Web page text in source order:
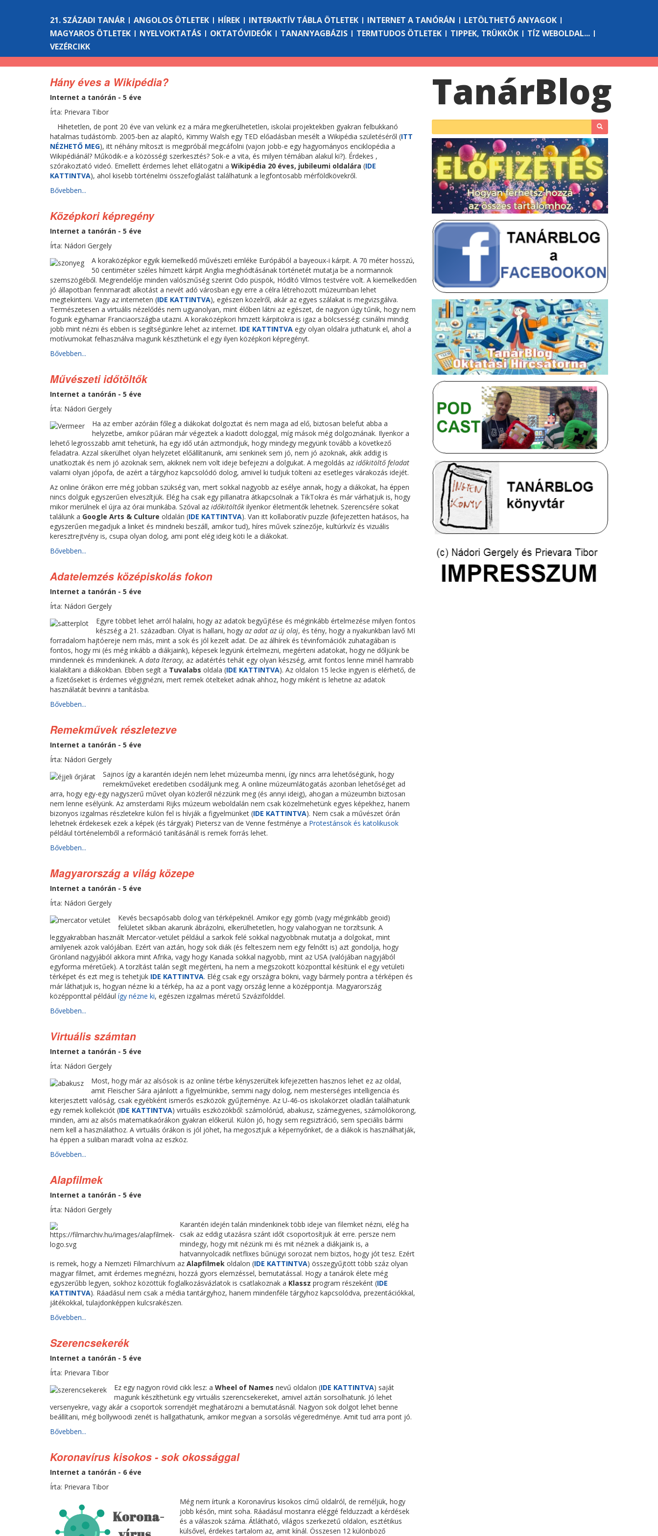
21. SZÁZADI TANÁR ANGOLOS ÖTLETEK HÍREK INTERAKTÍV TÁBLA ÖTLETEK INTERNET A TANÓRÁN
LETÖLTHETŐ ANYAGOK
MAGYAROS ÖTLETEK
NYELVOKTATÁS OKTATÓVIDEÓK TANANYAGBÁZIS TERMTUDOS ÖTLETEK TIPPEK, TRÜKKÖK
TÍZ WEBOLDAL...
VEZÉRCIKK
Hány éves a Wikipédia?
Internet a tanórán - 5 éve
Írta: Prievara Tibor
Hihetetlen, de pont 20 éve van velünk ez a mára megkerülhetetlen, iskolai projektekben gyakran felbukkanó
hatalmas tudástömb. 2005-ben az alapító, Kimmy Walsh egy TED előadásban mesélt a Wikipédia születéséről (ITT
NÉZHETŐ MEG), itt néhány mítoszt is megpróbál megcáfolni (vajon jobb-e egy hagyományos enciklopédia a
Wikipédiánál? Működik-e a közösségi szerkesztés? Sok-e a vita, és milyen témában alakul ki?). Érdekes ,
szórakoztató videó. Emellett érdemes lehet ellátogatni a Wikipédia 20 éves, jubileumi oldalára (IDE
KATTINTVA), ahol kisebb történelmi összefoglalást találhatunk a legfontosabb mérföldkövekről.
Bővebben...
Középkori képregény
Internet a tanórán - 5 éve
Írta: Nádori Gergely
A koraközépkor egyik kiemelkedő művészeti emléke Európából a bayeoux-i kárpit. A 70 méter hosszú,
50 centiméter széles hímzett kárpit Anglia meghódtásának történetét mutatja be a normannok
szemszögéből. Megrendelője minden valósznűség szerint Odo püspök, Hódító Vilmos testvére volt. A kiemelkedően
jó állapotban fennmaradt alkotást a nevét adó városban egy erre a célra létrehozott múzeumban lehet
megtekinteni. Vagy az interneten (IDE KATTINTVA), egészen közelről, akár az egyes szálakat is megvizsgálva.
Természetesen a virtuális nézelődés nem ugyanolyan, mint élőben látni az egészet, de nagyon úgy tűnik, hogy nem
fogunk egyhamar Franciaországba utazni. A koraközépkori hmzett kárpitokra is igaz a bölcsesség: csinálni mindig
jobb mint nézni és ebben is segítségünkre lehet az internet. IDE KATTINTVA egy olyan oldalra juthatunk el, ahol a
motívumokat felhasználva magunk készthetünk el egy ilyen középkori képregényt.
Bővebben...
Művészeti időtöltők
Internet a tanórán - 5 éve
Írta: Nádori Gergely
Ha az ember azóráin főleg a diákokat dolgoztat és nem maga ad elő, biztosan belefut abba a
helyzetbe, amikor pűáran már végeztek a kiadott dologgal, míg mások még dolgoznának. Ilyenkor a
lehető legrosszabb amit tehetünk, ha egy idő után aztmondjuk, hogy mindegy megyünk tovább a következő
feladatra. Azzal sikerülhet olyan helyzetet előállítanunk, ami senkinek sem jó, nem jó azoknak, akik addig is
unatkoztak és nem jó azoknak sem, akiknek nem volt ideje befejezni a dolgukat. A megoldás az időkitöltő feladat
valami olyan jópofa, de azért a tárgyhoz kapcsolódó dolog, amivel ki tudjuk tölteni az esetleges várakozás idejét.
Az online órákon erre még jobban szükség van, mert sokkal nagyobb az esélye annak, hogy a diákokat, ha éppen
nincs dolguk egyszerűen elveszítjük. Elég ha csak egy pillanatra átkapcsolnak a TikTokra és már várhatjuk is, hogy
mikor merülnek el újra az órai munkába. Szóval az időkitöltők ilyenkor életmentők lehetnek. Szerencsére sokat
találunk a Google Arts & Culture oldalán (IDE KATTINTVA). Van itt kollaboratív puzzle (kifejezetten hatásos, ha
egyszerűen megadjuk a linket és mindneki beszáll, amikor tud), híres művek színezője, kultúrkvíz és vizuális
keresztrejtvény is, csupa olyan dolog, ami pont elég ideig köti le a diákokat.
Bővebben...
Adatelemzés középiskolás fokon
Internet a tanórán - 5 éve
Írta: Nádori Gergely
Egyre többet lehet arról halalni, hogy az adatok begyűjtése és méginkább értelmezése milyen fontos
készség a 21. században. Olyat is hallani, hogy az adat az új olaj, és tény, hogy a nyakunkban lavő MI
forradalom hajtóereje nem más, mint a sok és jól kezelt adat. De az álhírek és tévinfomációk zuhatagában is
fontos, hogy mi (és még inkább a diákjaink), képesek legyünk értelmezni, megérteni adatokat, hogy ne dőljünk be
mindennek és mindenkinek. A data lteracy, az adatértés tehát egy olyan készség, amit fontos lenne minél hamrabb
kialakítani a diákokban. Ebben segít a Tuvalabs oldala (IDE KATTINTVA). Az oldalon 15 lecke ingyen is elérhető, de
a fizetőseket is érdemes végignézni, mert remek ötelteket adnak ahhoz, hogy miként is lehetne az adatok
használatát bevinni a tanításba.
Bővebben...
Remekművek részletezve
Internet a tanórán - 5 éve
Írta: Nádori Gergely
Sajnos így a karantén idején nem lehet múzeumba menni, így nincs arra lehetőségünk, hogy
remekműveket eredetiben csodáljunk meg. A online múzeumlátogatás azonban lehetőséget ad
arra, hogy egy-egy nagyszerű művet olyan közleről nézzünk meg (és annyi ideig), ahogan a múzeumbn biztosan
nem lenne esélyünk. Az amsterdami Rijks múzeum weboldalán nem csak közelmehetünk egyes képekhez, hanem
bizonyos izgalmas részletekre külön fel is hívják a figyelmünket (IDE KATTINTVA). Nem csak a művészet órán
lehetnek érdekesek ezek a képek (és tárgyak) Pietersz van de Venne festménye a Protestánsok és katolikusok
például történelemből a reformáció tanításánál is remek forrás lehet.
Bővebben...
Magyarország a világ közepe
Internet a tanórán - 5 éve
Írta: Nádori Gergely
Kevés becsapósabb dolog van térképeknél. Amikor egy gömb (vagy méginkább geoid)
felületet síkban akarunk ábrázolni, elkerülhetetlen, hogy valahogyan ne torzítsunk. A
leggyakrabban használt Mercator-vetület például a sarkok felé sokkal nagyobbnak mutatja a dolgokat, mint
amilyenek azok valójában. Ezért van aztán, hogy sok diák (és felteszem nem egy felnőtt is) azt gondolja, hogy
Grönland nagyjából akkora mint Afrika, vagy hogy Kanada sokkal nagyobb, mint az USA (valójában nagyjából
egyforma méretűek). A torzítást talán segít megérteni, ha nem a megszokott központtal késítünk el egy vetületi
térképet és ezt meg is tehetjük IDE KATTINTVA. Elég csak egy országra bökni, vagy bármely pontra a térképen és
már láthatjuk is, hogyan nézne ki a térkép, ha az a pont vagy ország lenne a középpontja. Magyarország
középponttal például így nézne ki, egészen izgalmas méretű Szvázifölddel.
Bővebben...
Virtuális számtan
Internet a tanórán - 5 éve
Írta: Nádori Gergely
Most, hogy már az alsósok is az online térbe kényszerültek kifejezetten hasznos lehet ez az oldal,
amit Fleischer Sára ajánlott a figyelmünkbe, semmi nagy dolog, nem mesterséges intelligencia és
kiterjesztett valóság, csak egyébként ismerős eszközök gyűjteménye. Az U-46-os iskolakörzet oladlán találhatunk
egy remek kollekciót (IDE KATTINTVA) virtuális eszközökből: számolórúd, abakusz, számegyenes, számolókorong,
minden, ami az alsós matematikaórákon gyakran előkerül. Külön jó, hogy sem regsiztráció, sem speciális bármi
nem kell a használathoz. A virtuális órákon is jól jöhet, ha megosztjuk a képernyőnket, de a diákok is használhatják,
ha éppen a suliban maradt volna az eszköz.
Bővebben...
Alapfilmek
Internet a tanórán - 5 éve
Írta: Nádori Gergely
Karantén idején talán mindenkinek több ideje van filemket nézni, elég ha
csak az eddig utazásra szánt időt csoportosítjuk át erre. persze nem
mindegy, hogy mit nézünk mi és mit néznek a diákjaink is, a
hatvannyolcadik netflixes bűnügyi sorozat nem biztos, hogy jót tesz. Ezért
is remek, hogy a Nemzeti Filmarchívum az Alapfilmek oldalon (IDE KATTINTVA) összegyűjtött több száz olyan
magyar filmet, amit érdemes megnézni, hozzá gyors elemzéssel, bemutatással. Hogy a tanárok élete még
egyszerűbb legyen, sokhoz közöttük foglalkozásvázlatok is csatlakoznak a Klassz program részeként (IDE
KATTINTVA). Ráadásul nem csak a média tantárgyhoz, hanem mindenféle tárgyhoz kapcsolódva, prezentációkkal,
játékokkal, tulajdonképpen kulcsrakészen.
Bővebben...
Szerencsekerék
Internet a tanórán - 5 éve
Írta: Prievara Tibor
Ez egy nagyon rövid cikk lesz: a Wheel of Names nevű oldalon (IDE KATTINTVA) saját
magunk készíthetünk egy virtuális szerencsekereket, amivel aztán sorsolhatunk. Jó lehet
versenyekre, vagy akár a csoportok sorrendjét meghatározni a bemutatásnál. Nagyon sok dolgot lehet benne
beállítani, még bollywoodi zenét is hallgathatunk, amikor megvan a sorsolás végeredménye. Amit tud arra pont jó.
Bővebben...
Koronavírus kisokos - sok okossággal
Internet a tanórán - 6 éve
Írta: Prievara Tibor
Még nem írtunk a Koronavírus kisokos című oldalról, de reméljük, hogy
jobb későn, mint soha. Ráadásul mostanra eléggé felduzzadt a kérdések
és a válaszok száma. Átlátható, világos szerkezetű oldalon, esztétikus
külsővel, érdekes tartalom az, amit kínál. Összesen 12 különböző
TanárBlog